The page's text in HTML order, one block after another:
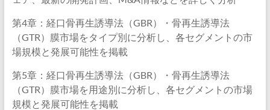
第4章：経口骨再生誘導法（GBR）・骨再生誘導法
（GTR）膜市場をタイプ別に分析し、各セグメントの市
場規模と発展可能性を掲載
第5章：経口骨再生誘導法（GBR）・骨再生誘導法
（GTR）膜市場を用途別に分析し、各セグメントの市場
規模と発展可能性を掲載